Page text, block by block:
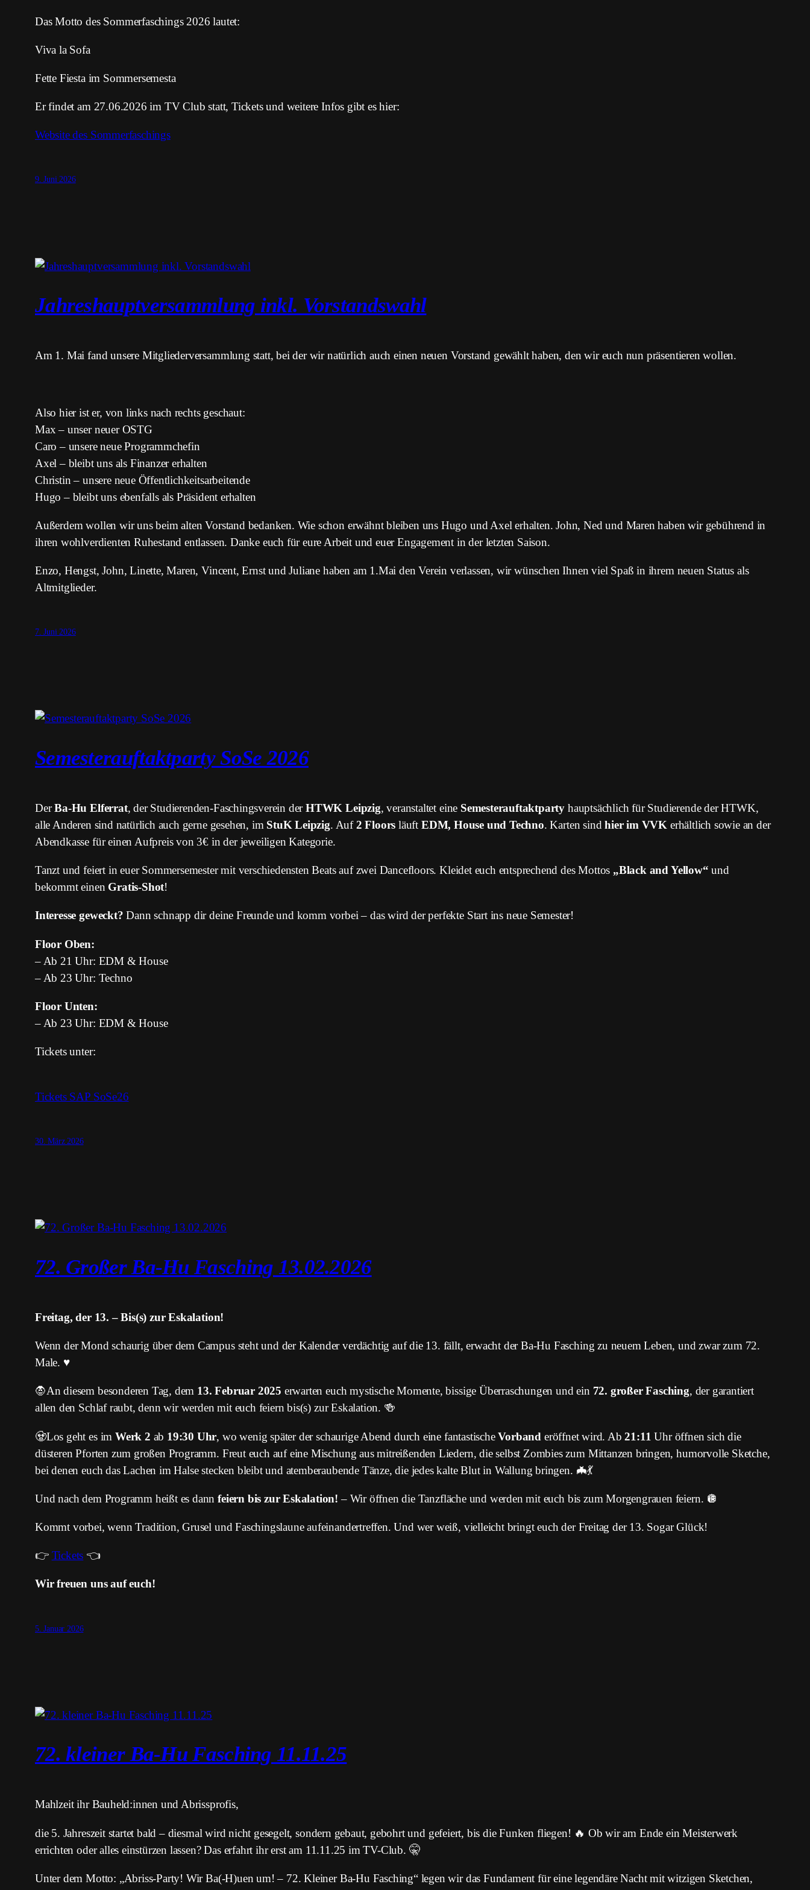
Das Motto des Sommerfaschings 2026 lautet:
Viva la Sofa
Fette Fiesta im Sommersemesta
Er findet am 27.06.2026 im TV Club statt, Tickets und weitere Infos gibt es hier:
Website des Sommerfaschings
9. Juni 2026
Jahreshauptversammlung inkl. Vorstandswahl
Am 1. Mai fand unsere Mitgliederversammlung statt, bei der wir natürlich auch einen neuen Vorstand gewählt haben, den wir euch nun präsentieren wollen.
Also hier ist er, von links nach rechts geschaut:
Max – unser neuer OSTG
Caro – unsere neue Programmchefin
Axel – bleibt uns als Finanzer erhalten
Christin – unsere neue Öffentlichkeitsarbeitende
Hugo – bleibt uns ebenfalls als Präsident erhalten
Außerdem wollen wir uns beim alten Vorstand bedanken. Wie schon erwähnt bleiben uns Hugo und Axel erhalten. John, Ned und Maren haben wir gebührend in
ihren wohlverdienten Ruhestand entlassen. Danke euch für eure Arbeit und euer Engagement in der letzten Saison.
Enzo, Hengst, John, Linette, Maren, Vincent, Ernst und Juliane haben am 1.Mai den Verein verlassen, wir wünschen Ihnen viel Spaß in ihrem neuen Status als
Altmitglieder.
7. Juni 2026
Semesterauftaktparty SoSe 2026
DerBa-Hu Elferrat, der Studierenden-Faschingsverein derHTWK Leipzig, veranstaltet eine Semesterauftaktparty hauptsächlich für Studierende der HTWK,
alle Anderen sind natürlich auch gerne gesehen, im StuK Leipzig. Auf2 Floors läuft EDM, House und Techno. Karten sindhier im VVK erhältlich sowie an der
Abendkasse für einen Aufpreis von 3€ in der jeweiligen Kategorie.
Tanzt und feiert in euer Sommersemester mit verschiedensten Beats auf zwei Dancefloors. Kleidet euch entsprechend des Mottos „Black and Yellow“ und
bekommt einen Gratis-Shot!
Interesse geweckt? Dann schnapp dir deine Freunde und komm vorbei – das wird der perfekte Start ins neue Semester!
Floor Oben:
– Ab 21 Uhr: EDM & House
– Ab 23 Uhr: Techno
Floor Unten:
– Ab 23 Uhr: EDM & House
Tickets unter:
Tickets SAP SoSe26
30. März 2026
72. Großer Ba-Hu Fasching 13.02.2026
Freitag, der 13. – Bis(s) zur Eskalation!
Wenn der Mond schaurig über dem Campus steht und der Kalender verdächtig auf die 13. fällt, erwacht der Ba-Hu Fasching zu neuem Leben, und zwar zum 72.
Male. ♥️
🧛An diesem besonderen Tag, dem 13. Februar 2025 erwarten euch mystische Momente, bissige Überraschungen und ein 72. großer Fasching, der garantiert
allen den Schlaf raubt, denn wir werden mit euch feiern bis(s) zur Eskalation. 🍻
🧟Los geht es im Werk 2 ab 19:30 Uhr, wo wenig später der schaurige Abend durch eine fantastischeVorband eröffnet wird. Ab21:11 Uhr öffnen sich die
düsteren Pforten zum großen Programm. Freut euch auf eine Mischung aus mitreißenden Liedern, die selbst Zombies zum Mittanzen bringen, humorvolle Sketche,
bei denen euch das Lachen im Halse stecken bleibt und atemberaubende Tänze, die jedes kalte Blut in Wallung bringen. 🦇💃
Und nach dem Programm heißt es dann feiern bis zur Eskalation! – Wir öffnen die Tanzfläche und werden mit euch bis zum Morgengrauen feiern. 🪩
Kommt vorbei, wenn Tradition, Grusel und Faschingslaune aufeinandertreffen. Und wer weiß, vielleicht bringt euch der Freitag der 13. Sogar Glück!
👉 Tickets 👈
Wir freuen uns auf euch!
5. Januar 2026
72. kleiner Ba-Hu Fasching 11.11.25
Mahlzeit ihr Bauheld:innen und Abrissprofis,
die 5. Jahreszeit startet bald – diesmal wird nicht gesegelt, sondern gebaut, gebohrt und gefeiert, bis die Funken fliegen! 🔥 Ob wir am Ende ein Meisterwerk
errichten oder alles einstürzen lassen? Das erfahrt ihr erst am 11.11.25 im TV-Club. 🤫
Unter dem Motto: „Abriss-Party! Wir Ba(-H)uen um! – 72. Kleiner Ba-Hu Fasching“ legen wir das Fundament für eine legendäre Nacht mit witzigen Sketchen,